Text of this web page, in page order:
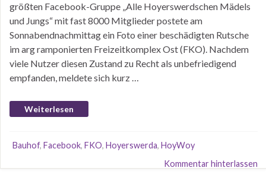
größten Facebook-Gruppe „Alle Hoyerswerdschen Mädels
und Jungs“ mit fast 8000 Mitglieder postete am
Sonnabendnachmittag ein Foto einer beschädigten Rutsche
im arg ramponierten Freizeitkomplex Ost (FKO). Nachdem
viele Nutzer diesen Zustand zu Recht als unbefriedigend
empfanden, meldete sich kurz …
Weiterlesen
Bauhof, Facebook, FKO, Hoyerswerda, HoyWoy
Kommentar hinterlassen